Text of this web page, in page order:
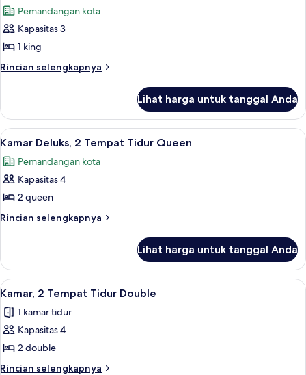
King,
balkon,
kota
foto
untuk
Suite
Junior,
Tidur
King,
sudut
(Deluxe)
Pemandangan kota
Kapasitas 3
1 king
Rincian selengkapnya
Rincian
Suite
Junior,
1
Tidur
King,
(Deluxe)
Lihat harga untuk tanggal Anda
Lihat
semua
foto
untuk
Kamar
Deluks,
Tidur
Queen
Kamar Deluks, 2 Tempat Tidur
7
Kamar Deluks, 2 Tempat Tidur Queen
Pemandangan kota
Kapasitas 4
2 queen
Rincian selengkapnya
Rincian
Kamar
Deluks,
2
Tidur
Queen
Lihat harga untuk tanggal Anda
Lihat
semua
foto
untuk
Kamar,
2
Kamar, 2 Tempat Tidur Double |
5
Kamar, 2 Tempat Tidur Double
1 kamar tidur
Kapasitas 4
2 double
Rincian selengkapnya
Rincian